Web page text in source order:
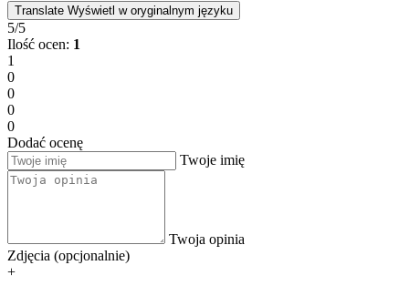
Translate Wyświetl w oryginalnym języku
5/5
Ilość ocen: 1
1
0
0
0
0
Dodać ocenę
Twoje imię
Twoja opinia
Zdjęcia (opcjonalnie)
+